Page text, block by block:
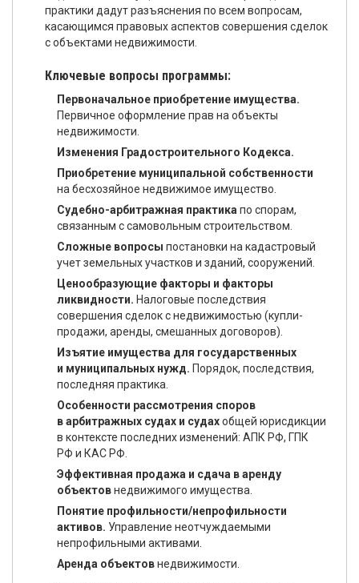
практики дадут разъяснения по всем вопросам,
касающимся правовых аспектов совершения сделок
с объектами недвижимости.
Ключевые вопросы программы:
Первоначальное приобретение имущества.
Первичное оформление прав на объекты
недвижимости.
Изменения Градостроительного Кодекса.
Приобретение муниципальной собственности
на бесхозяйное недвижимое имущество.
Судебно-арбитражная практика по спорам,
связанным с самовольным строительством.
Сложные вопросы постановки на кадастровый
учет земельных участков и зданий, сооружений.
Ценообразующие факторы и факторы
ликвидности. Налоговые последствия
совершения сделок с недвижимостью (купли-
продажи, аренды, смешанных договоров).
Изъятие имущества для государственных
и муниципальных нужд. Порядок, последствия,
последняя практика.
Особенности рассмотрения споров
в арбитражных судах и судахобщей юрисдикции
в контексте последних изменений: АПК РФ, ГПК
РФ и КАС РФ.
Эффективная продажа и сдача в аренду
объектовнедвижимого имущества.
Понятие профильности/непрофильности
активов. Управление неотчуждаемыми
непрофильными активами.
Аренда объектовнедвижимости.